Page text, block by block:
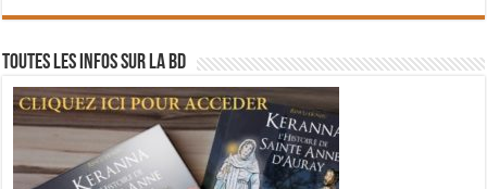
Toutes les infos sur la BD